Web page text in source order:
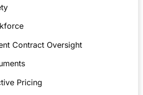
Contract Oversight
Pricing